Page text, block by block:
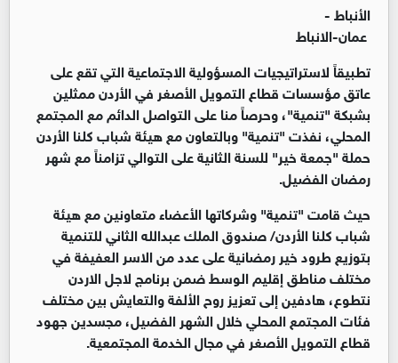
الأنباط -
عمان-الانباط
تطبيقاً لاستراتيجيات المسؤولية الاجتماعية التي تقع على
عاتق مؤسسات قطاع التمويل الأصغر في الأردن ممثلين
بشبكة "تنمية"، وحرصاً منا على التواصل الدائم مع المجتمع
المحلي، نفذت "تنمية" وبالتعاون مع هيئة شباب كلنا الأردن
حملة "جمعة خير" للسنة الثانية على التوالي تزامناً مع شهر
رمضان الفضيل.
حيث قامت "تنمية" وشركاتها الأعضاء متعاونين مع هيئة
شباب كلنا الأردن/ صندوق الملك عبدالله الثاني للتنمية
بتوزيع طرود خير رمضانية على عدد من الاسر العفيفة في
مختلف مناطق إقليم الوسط ضمن برنامج لاجل الاردن
نتطوع، هادفين إلى تعزيز روح الألفة والتعايش بين مختلف
فئات المجتمع المحلي خلال الشهر الفضيل، مجسدين جهود
قطاع التمويل الأصغر في مجال الخدمة المجتمعية.